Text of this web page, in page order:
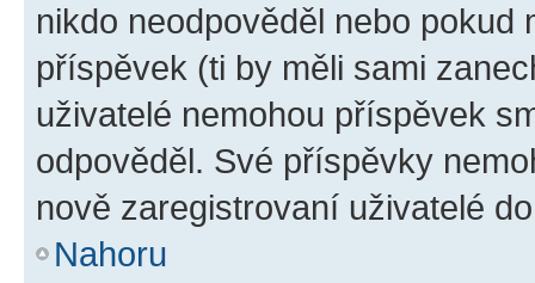
nikdo neodpověděl nebo pokud
příspěvek (ti by měli sami
uživatelé nemohou příspěvek
odpověděl. Své příspěvky
nově zaregistrovaní uživatelé
Nahoru